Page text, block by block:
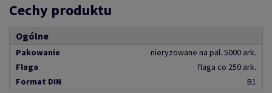
Cechy produktu
Ogólne
Pakowanie
nieryzowane na pal. 5000 ark.
Flaga
flaga co 250 ark.
Format DIN
B1